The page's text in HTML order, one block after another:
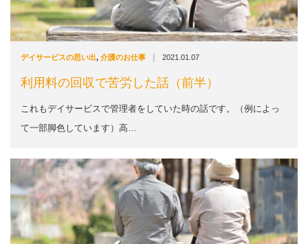
デイサービスの思い出, 介護のお仕事 | 2021.01.07
利用料の回収で苦労した話（前半）
これもデイサービスで管理者をしていた時の話です。（例によっ
て一部脚色しています）高…